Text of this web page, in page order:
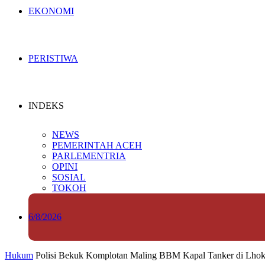
EKONOMI
PERISTIWA
INDEKS
NEWS
PEMERINTAH ACEH
PARLEMENTRIA
OPINI
SOSIAL
TOKOH
6/8/2026
Hukum Polisi Bekuk Komplotan Maling BBM Kapal Tanker di